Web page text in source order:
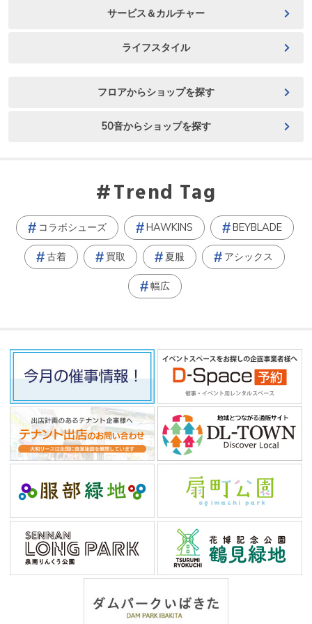
サービス＆カルチャー
ライフスタイル
フロアからショップを探す
50音からショップを探す
Trend Tag
コラボシューズ HAWKINS BEYBLADE
古着 買取 夏服 アシックス
幅広